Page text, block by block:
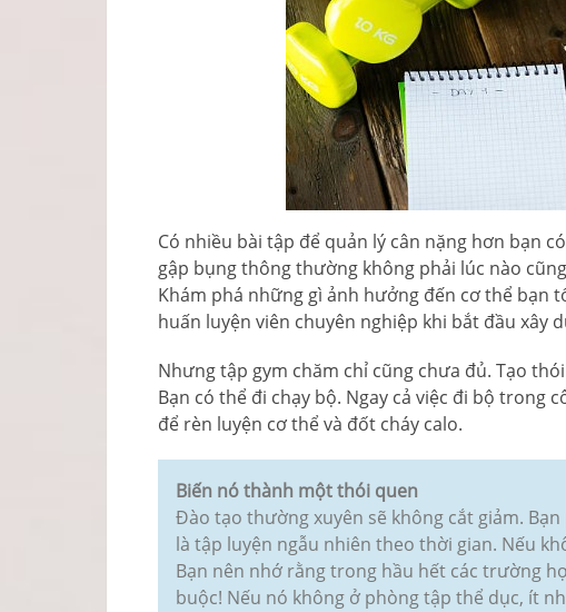
Có nhiều bài tập để quản lý cân nặng hơn bạn
gập bụng thông thường không phải lúc nào
Khám phá những gì ảnh hưởng đến cơ thể bạn
huấn luyện viên chuyên nghiệp khi bắt đầu xây
Nhưng tập gym chăm chỉ cũng chưa đủ. Tạo
Bạn có thể đi chạy bộ. Ngay cả việc đi bộ trong
để rèn luyện cơ thể và đốt cháy calo.
Biến nó thành một thói quen
Đào tạo thường xuyên sẽ không cắt giảm.
là tập luyện ngẫu nhiên theo thời gian. Nếu
Bạn nên nhớ rằng trong hầu hết các trường
buộc! Nếu nó không ở phòng tập thể dục, ít